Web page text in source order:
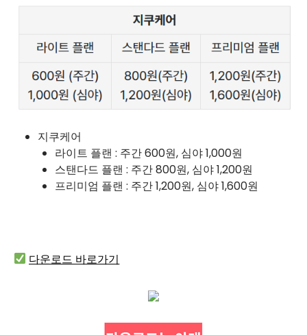
지쿠케어
라이트 플랜 : 주간 600원, 심야 1,000원
스탠다드 플랜 : 주간 800원, 심야 1,200원
프리미엄 플랜 : 주간 1,200원, 심야 1,600원
다운로드 바로가기